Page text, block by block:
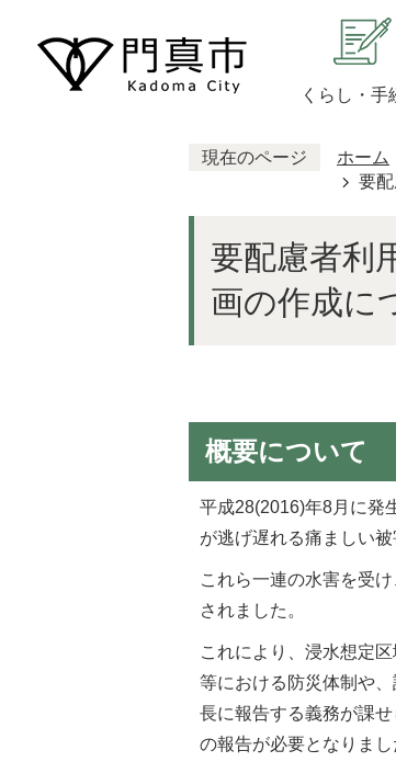
くらし・手
現在のページ ホーム
要
要配慮者利
画の作成に
概要について
平成28(2016)年8月に発
が逃げ遅れる痛ましい被
これら一連の水害を受
されました。
これにより、浸水想定
等における防災体制や
長に報告する義務が課
の報告が必要となりまし